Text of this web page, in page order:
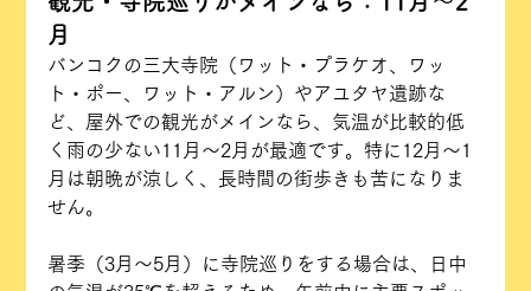
月
バンコクの三大寺院（ワット・プラケオ、ワッ
ト・ポー、ワット・アルン）やアユタヤ遺跡な
ど、屋外での観光がメインなら、気温が比較的低
く雨の少ない11月〜2月が最適です。特に12月〜1
月は朝晩が涼しく、長時間の街歩きも苦になりま
せん。
暑季（3月〜5月）に寺院巡りをする場合は、日中